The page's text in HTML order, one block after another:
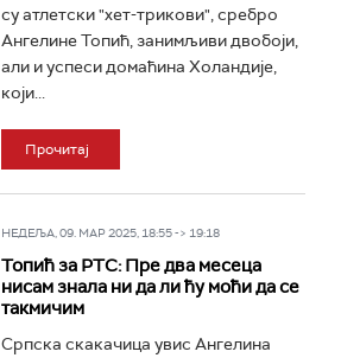
су атлетски "хет-трикови", сребро
Ангелине Топић, занимљиви двобоји,
али и успеси домаћина Холандије,
који...
Прочитај
НЕДЕЉА, 09. МАР 2025, 18:55 -> 19:18
Топић за РТС: Пре два месеца
нисам знала ни да ли ћу моћи да се
такмичим
Српска скакачица увис Ангелина